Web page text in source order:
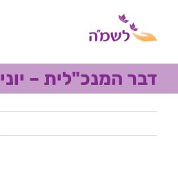
לתוכן
דבר המנכ"לית – יוני 2020